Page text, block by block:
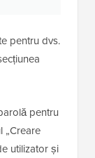
pentru dvs.
pentru
„Creare
utilizator și